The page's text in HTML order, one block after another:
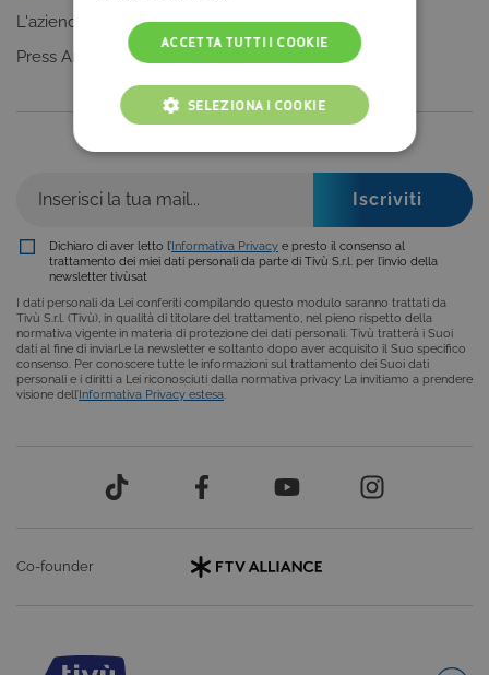
L'azienda
Press Area
Clicca qui
Dichiaro di aver letto l’Informativa Privacy e presto il consenso al
trattamento dei miei dati personali da parte di Tivù S.r.l. per l’invio della
newsletter tivùsat
I dati personali da Lei conferiti compilando questo modulo saranno trattati da
Tivù S.r.l. (Tivù), in qualità di titolare del trattamento, nel pieno rispetto della
normativa vigente in materia di protezione dei dati personali. Tivù tratterà i Suoi
dati al fine di inviarLe la newsletter e soltanto dopo aver acquisito il Suo specifico
consenso. Per conoscere tutte le informazioni sul trattamento dei Suoi dati
personali e i diritti a Lei riconosciuti dalla normativa privacy La invitiamo a prendere
visione dell’Informativa Privacy estesa
Co-founder
ACCETTA TUTTI I COOKIE
SELEZIONA I COOKIE
COOKIE TECNICI
COOKIE ANALITICI
COOKIE DI PROFILAZIONE
Cookie tecnici
Cookie analitici
funzionamento del nostro sito e non possono
essere disattivati. Vengono impostati solo in
visualizzazione del sito e dei suoi contenuti.
Inoltre, ti permetteranno di navigare sul sito
bloccare i cookie tecnici o essere avvisati
riguardo alla loro installazione, ma in tal caso